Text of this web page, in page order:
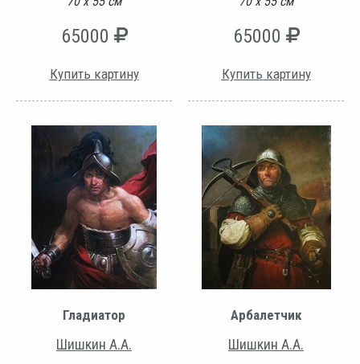
65000
Купить картину
65000
Купить картину
Гладиатор
Шишкин А.А.
Арбалетчик
Шишкин А.А.